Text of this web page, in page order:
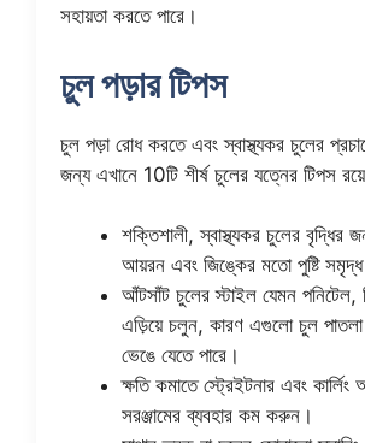
সহায়তা করতে পারে।
চুল পড়ার টিপস
চুল পড়া রোধ করতে এবং স্বাস্থ্যকর চুলের
জন্য এখানে 10টি শীর্ষ চুলের যত্নের টিপস
শক্তিশালী, স্বাস্থ্যকর চুলের বৃদ্ধির
আয়রন এবং জিঙ্কের মতো পুষ্টি সমৃদ্ধ
আঁটসাঁট চুলের স্টাইল যেমন পনিটেল,
এড়িয়ে চলুন, কারণ এগুলো চুল পাতলা
ভেঙে যেতে পারে।
ক্ষতি কমাতে স্ট্রেইটনার এবং
সরঞ্জামের ব্যবহার কম করুন।